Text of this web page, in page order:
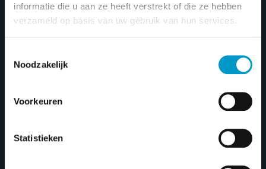
informatie die u aan ze heeft verstrekt of die ze hebben
verzameld op basis van uw gebruik van hun services.
Noodzakelijk
Voorkeuren
Statistieken
Home/Merken/ Triple
Prijsfilter
FILTER